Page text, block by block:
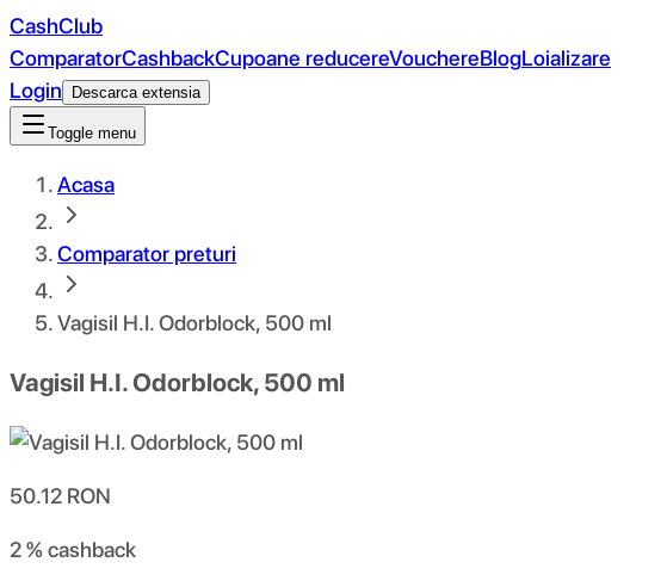
CashClub
ComparatorCashbackCupoane reducereVouchereBlogLoializare
Login
Descarca extensia
Toggle menu
Acasa
Comparator preturi
Vagisil H.I. Odorblock, 500 ml
Vagisil H.I. Odorblock, 500 ml
50.12 RON
2 %cashback